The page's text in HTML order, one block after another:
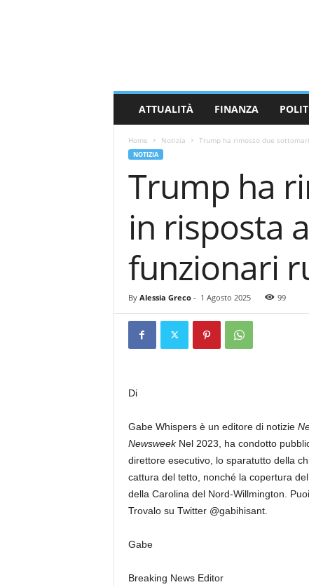
ATTUALITÀ FINANZA
Home Notizia Trump ha rimosso due
NOTIZIA
Trump ha
in risposta
funzionari
By Alessia Greco- 1 Agosto 2025 99
Di
Gabe Whispers è un editore di notizie
NewsweekNel 2023, ha condotto
direttore esecutivo, lo sparatutto della
cattura del tetto, nonché la copertura
della Carolina del Nord-Willmington.
Trovalo su Twitter @gabihisant.
Gabe
Breaking News Editor